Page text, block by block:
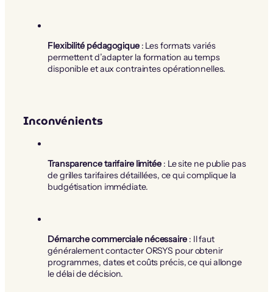
Flexibilité pédagogique: Les formats variés
permettent d’adapter la formation au temps
disponible et aux contraintes opérationnelles.
Inconvénients
Transparence tarifaire limitée : Le site ne publie pas
de grilles tarifaires détaillées, ce qui complique la
budgétisation immédiate.
Démarche commerciale nécessaire: Il faut
généralement contacter ORSYS pour obtenir
programmes, dates et coûts précis, ce qui allonge
le délai de décision.